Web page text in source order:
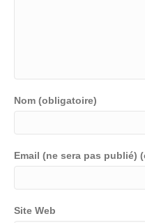
Nom (obligatoire)
Email (ne sera pas publié)
Site Web